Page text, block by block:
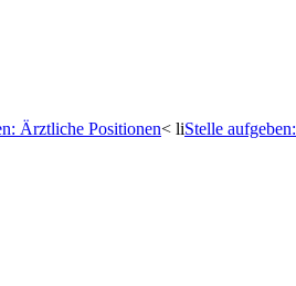
Ärztliche Positionen< liStelle